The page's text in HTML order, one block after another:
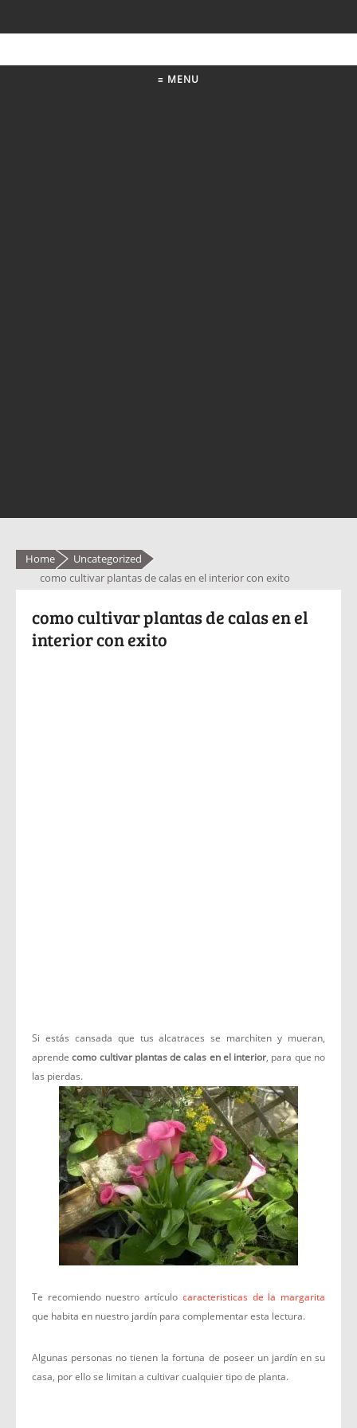
≡ MENU
Home
Uncategorized
como cultivar plantas de calas en el interior con exito
como cultivar plantas de calas en el
interior con exito
Si estás cansada que tus alcatraces se marchiten y mueran,
aprendecomo cultivar plantas de calas en el interior, para que no
las pierdas.
Te recomiendo nuestro artículo caracteristicas de la margarita
que habita en nuestro jardín para complementar esta lectura.
Algunas personas no tienen la fortuna de poseer un jardín en su
casa, por ello se limitan a cultivar cualquier tipo de planta.